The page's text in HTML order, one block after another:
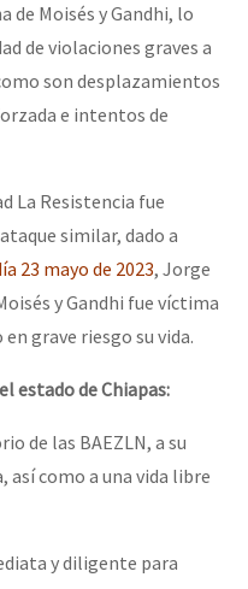
de Moisés y Gandhi, lo
de violaciones graves a
son desplazamientos
e intentos de
La Resistencia fue
similar, dado a
23 mayo de 2023, Jorge
y Gandhi fue víctima
grave riesgo su vida.
estado de Chiapas:
de las BAEZLN, a su
como a una vida libre
y diligente para